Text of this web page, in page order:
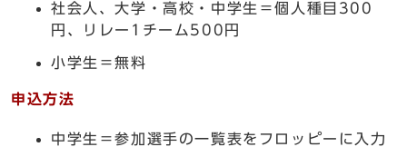
社会人、大学・高校・中学生＝個人種目300
円、リレー1チーム500円
小学生＝無料
申込方法
中学生＝参加選手の一覧表をフロッピーに入力